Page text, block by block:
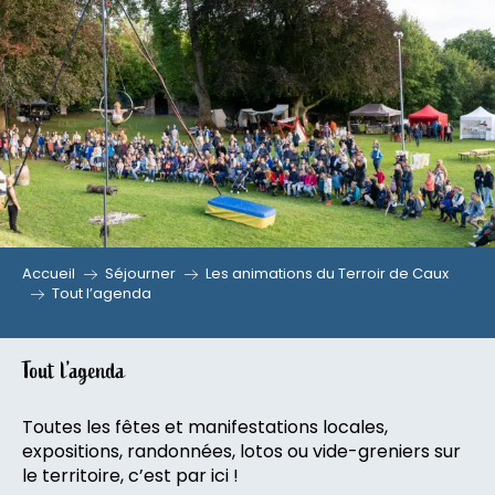
Aller
au
contenu
principal
Accueil Séjourner
Les animations du Terroir de Caux
Tout l’agenda
Tout l’agenda
Toutes les fêtes et manifestations locales,
expositions, randonnées, lotos ou vide-greniers sur
le territoire, c’est par ici !